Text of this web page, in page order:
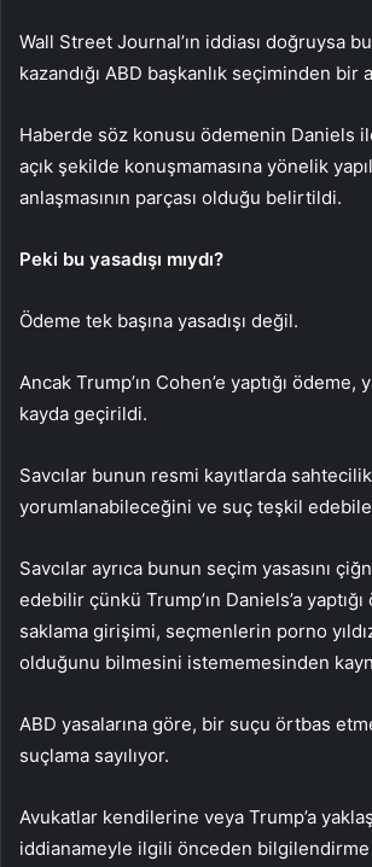
Wall Street Journal’ın iddiası doğruysa bu
kazandığı ABD başkanlık seçiminden bir
Haberde söz konusu ödemenin Daniels
açık şekilde konuşmamasına yönelik
anlaşmasının parçası olduğu belirtildi.
Peki bu yasadışı mıydı?
Ödeme tek başına yasadışı değil.
Ancak Trump’ın Cohen’e yaptığı
kayda geçirildi.
Savcılar bunun resmi kayıtlarda
yorumlanabileceğini ve suç teşkil
Savcılar ayrıca bunun seçim yasasını
edebilir çünkü Trump’ın Daniels’a
saklama girişimi, seçmenlerin porno
olduğunu bilmesini istememesinden
ABD yasalarına göre, bir suçu örtbas
suçlama sayılıyor.
Avukatlar kendilerine veya Trump’a
iddianameyle ilgili önceden bilgilendirme